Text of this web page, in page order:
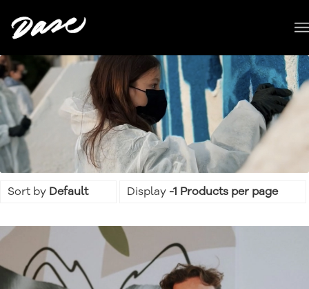
Sort by Default Display -1 Products per page